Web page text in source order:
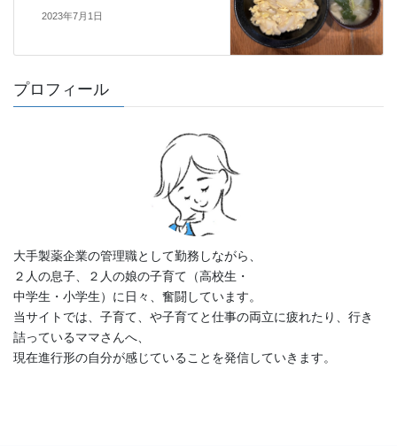
2023年7月1日
プロフィール
大手製薬企業の管理職として勤務しながら、
２人の息子、２人の娘の子育て（高校生・
中学生・小学生）に日々、奮闘しています。
当サイトでは、子育て、や子育てと仕事の両立に疲れたり、行き
詰っているママさんへ、
現在進行形の自分が感じていることを発信していきます。